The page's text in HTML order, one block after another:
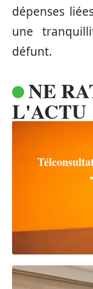
dépenses
une
défunt.
NE
L'ACTU